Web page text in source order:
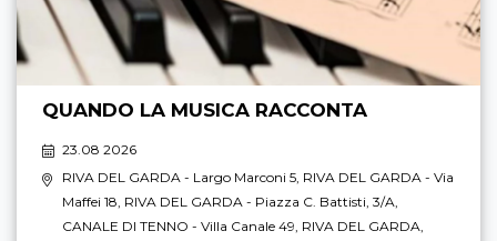
QUANDO LA MUSICA RACCONTA
23.08 2026
RIVA DEL GARDA - Largo Marconi 5, RIVA DEL GARDA - Via
Maffei 18, RIVA DEL GARDA - Piazza C. Battisti, 3/A,
CANALE DI TENNO - Villa Canale 49, RIVA DEL GARDA,